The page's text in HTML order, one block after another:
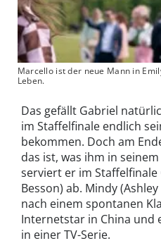
Marcello ist der neue Mann in
Leben.
Das gefällt Gabriel
im Staffelfinale endlich
bekommen. Doch am
das ist, was ihm in
serviert er im Staffelfinale
Besson) ab. Mindy
nach einem spontanen
Internetstar in China und
in einer TV-Serie.